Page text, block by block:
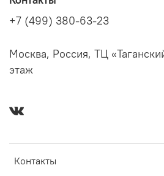
Контакты
+7 (499) 380-63-23
Москва, Россия, ТЦ
этаж